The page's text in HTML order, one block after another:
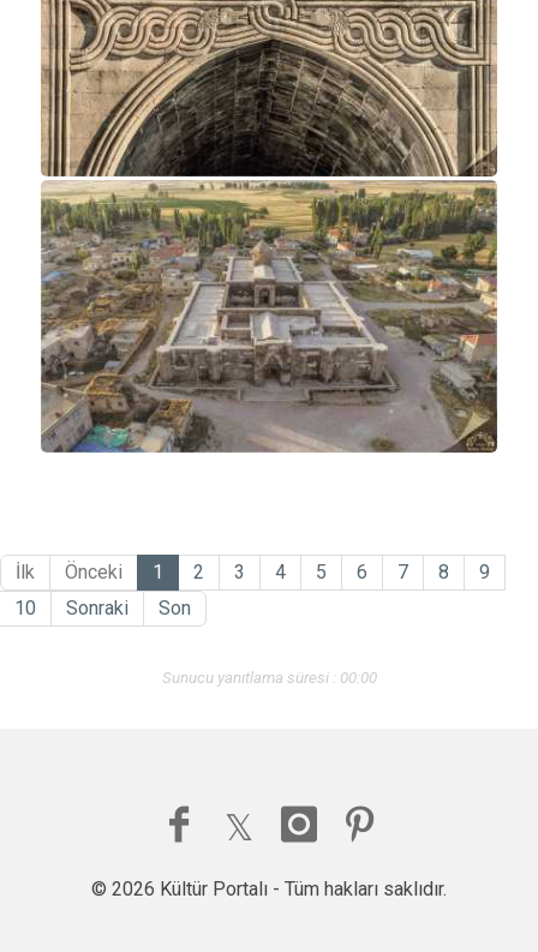
İlk Önceki 1 2 3 4 5 6 7 8
9
10
Sonraki Son
Sunucu yanıtlama süresi : 00:00
© 2026 Kültür Portalı - Tüm hakları saklıdır.